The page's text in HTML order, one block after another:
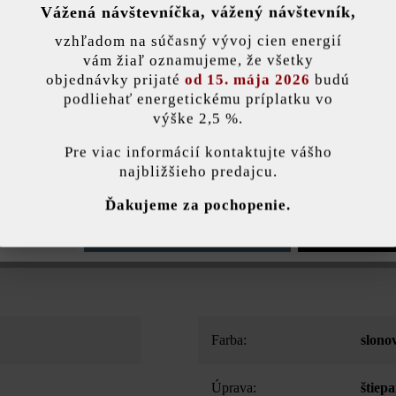
Opis produktu
práve najlepšie? Vďaka betónovému obkladu Faro mu môžete
Faro, čo znamená, že sa dajú dobre kombinovať. Vďaka
miesta. Upozorňujeme však, že tento obklad nie je vždy k
Farba:
Úprava:
používa súbory cookie, aby vám ponúkla najlepšiu možnú funkčnosť...
Povoliť všetky
Vážená návštevníčka, vážený návštevník,
vzhľadom na súčasný vývoj cien energií
vám žiaľ oznamujeme, že všetky
objednávky prijaté od 15. mája 2026 budú
podliehať energetickému príplatku vo
výške 2,5 %.
Pre viac informácií kontaktujte vášho
najbližšieho predajcu.
Ďakujeme za pochopenie.